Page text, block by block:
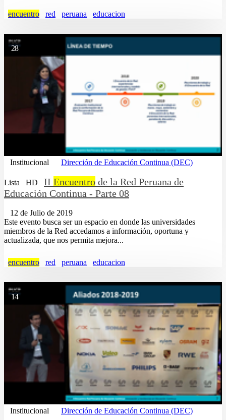
encuentro red peruana educacion
28
Institucional Dirección de Educación Continua (DEC)
Lista HD II Encuentro de la Red Peruana de
Educación Continua - Parte 08
12 de Julio de 2019
Este evento busca ser un espacio en donde las universidades
miembros de la Red accedamos a información, oportuna y
actualizada, que nos permita mejora...
encuentro red peruana educacion
14
Institucional Dirección de Educación Continua (DEC)